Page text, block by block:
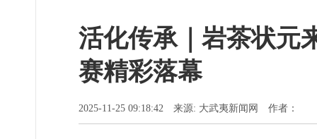
活化传承｜岩茶状元
赛精彩落幕
2025-11-25 09:18:42 来源: 大武夷新闻网 作者：